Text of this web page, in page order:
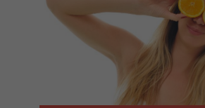
prawną
zgody.